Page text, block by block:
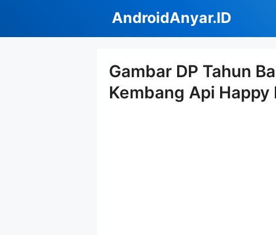
isi
AndroidAnyar.ID
Gambar DP Tahun
Kembang Api Happy